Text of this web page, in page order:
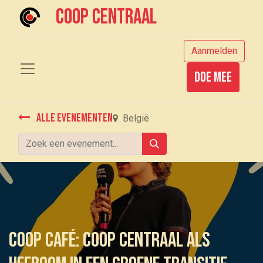
Coop centraal
Aanmelden
Doe mee
Alle evenementen België
Coop Café: Coop Centraal als